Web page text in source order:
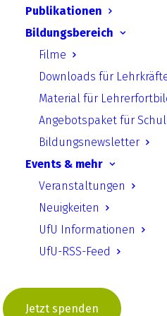
Publikationen
Bildungsbereich
Filme
Downloads für
Material für
Angebotspaket für
Bildungsnewsletter
Events & mehr
Veranstaltungen
Neuigkeiten
UfU Informationen
UfU-RSS-Feed
Jetzt spenden
Chile, Georgia,
Rica and Ukraine as
Download
UfU.de | Unabhängiges
Standort Berlin
Greifswalder